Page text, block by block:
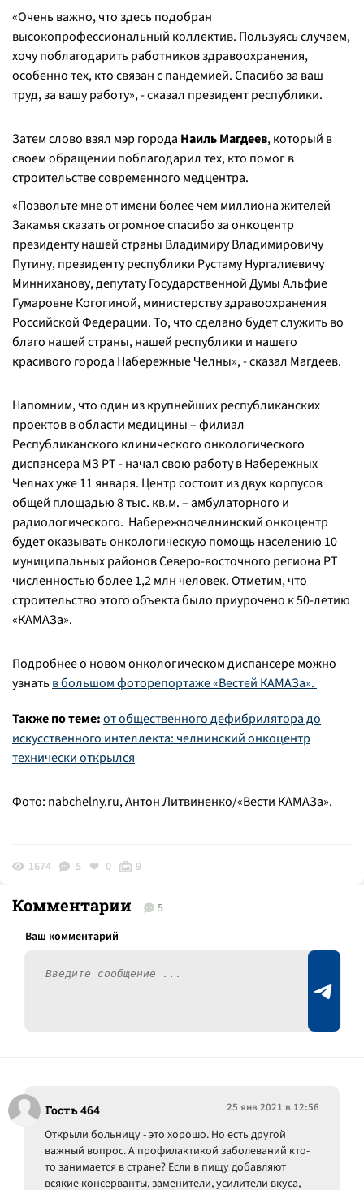
«Очень важно, что здесь подобран
высокопрофессиональный коллектив. Пользуясь случаем,
хочу поблагодарить работников здравоохранения,
особенно тех, кто связан с пандемией. Спасибо за ваш
труд, за вашу работу», - сказал президент республики.
Затем слово взял мэр города Наиль Магдеев, который в
своем обращении поблагодарил тех, кто помог в
строительстве современного медцентра.
«Позвольте мне от имени более чем миллиона жителей
Закамья сказать огромное спасибо за онкоцентр
президенту нашей страны Владимиру Владимировичу
Путину, президенту республики Рустаму Нургалиевичу
Минниханову, депутату Государственной Думы Альфие
Гумаровне Когогиной, министерству здравоохранения
Российской Федерации. То, что сделано будет служить во
благо нашей страны, нашей республики и нашего
красивого города Набережные Челны», - сказал Магдеев.
Напомним, что один из крупнейших республиканских
проектов в области медицины – филиал
Республиканского клинического онкологического
диспансера МЗ РТ - начал свою работу в Набережных
Челнах уже 11 января. Центр состоит из двух корпусов
общей площадью 8 тыс. кв.м. – амбулаторного и
радиологического. Набережночелнинский онкоцентр
будет оказывать онкологическую помощь населению 10
муниципальных районов Северо-восточного региона РТ
численностью более 1,2 млн человек. Отметим, что
строительство этого объекта было приурочено к 50-летию
«КАМАЗа».
Подробнее о новом онкологическом диспансере можно
узнатьв большом фоторепортаже «Вестей КАМАЗа».
Также по теме:от общественного дефибрилятора до
искусственного интеллекта: челнинский онкоцентр
технически открылся
Фото: nabchelny.ru, Антон Литвиненко/«Вести КАМАЗа».
1674 5 0 9
Комментарии 5
Гость 464 25 янв 2021 в 12:56
Открыли больницу - это хорошо. Но есть другой
важный вопрос. А профилактикой заболеваний кто-
то занимается в стране? Если в пищу добавляют
всякие консерванты, заменители, усилители вкуса,